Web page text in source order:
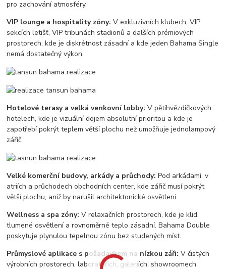
pro zachování atmosféry.
VIP lounge a hospitality zóny: V exkluzivních klubech, VIP
sekcích letišť, VIP tribunách stadionů a dalších prémiových
prostorech, kde je diskrétnost zásadní a kde jeden Bahama Single
nemá dostatečný výkon.
Hotelové terasy a velká venkovní lobby: V pětihvězdičkových
hotelech, kde je vizuální dojem absolutní prioritou a kde je
zapotřebí pokrýt teplem větší plochu než umožňuje jednolampový
zářič.
Velké komerční budovy, arkády a průchody: Pod arkádami, v
atriích a průchodech obchodních center, kde zářič musí pokrýt
větší plochu, aniž by narušil architektonické osvětlení.
Wellness a spa zóny: V relaxačních prostorech, kde je klid,
tlumené osvětlení a rovnoměrné teplo zásadní. Bahama Double
poskytuje plynulou tepelnou zónu bez studených míst.
Průmyslové aplikace s požadavkem na nízkou záři: V čistých
výrobních prostorech, laboratořích, galeriích, showroomech